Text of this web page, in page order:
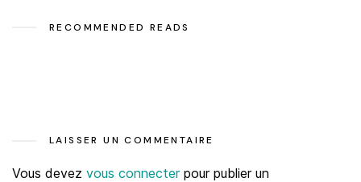
RECOMMENDED READS
LAISSER UN COMMENTAIRE
Vous devez vous connecterpour publier un